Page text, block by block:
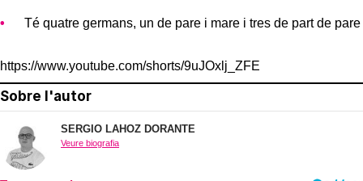
Té quatre germans, un de pare i mare i tres de part de pare
https://www.youtube.com/shorts/9uJOxlj_ZFE
Sobre l'autor
SERGIO LAHOZ DORANTE
Veure biografia